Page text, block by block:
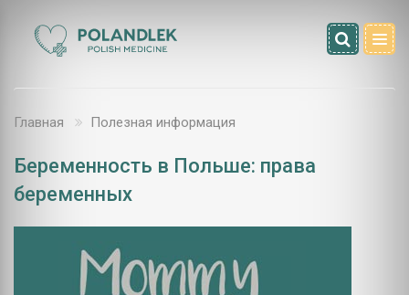
Главная Полезная информация
Беременность в Польше: права
беременных